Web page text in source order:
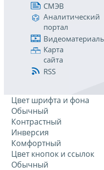
СМЭВ
Аналитический
портал
Карта
сайта
RSS
Цвет шрифта и фона
Обычный
Контрастный
Инверсия
Комфортный
Цвет кнопок и ссылок
Обычный